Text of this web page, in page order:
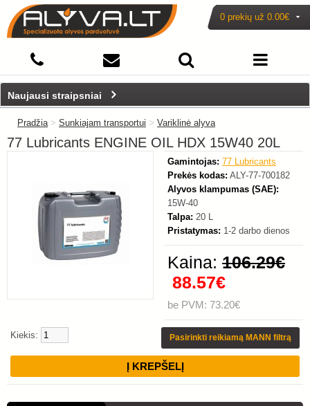
0 prekių už 0.00€
Naujausi straipsniai
Pradžia> Sunkiajam transportui > Variklinė alyva
77 Lubricants ENGINE OIL HDX 15W40 20L
-16%
Gamintojas: 77 Lubricants
Prekės kodas: ALY-77-700182
Alyvos klampumas (SAE):
15W-40
Talpa: 20 L
Pristatymas: 1-2 darbo dienos
Kaina: 106.29€
88.57€
be PVM: 73.20€
Kiekis: Pasirinkti reikiamą MANN filtrą